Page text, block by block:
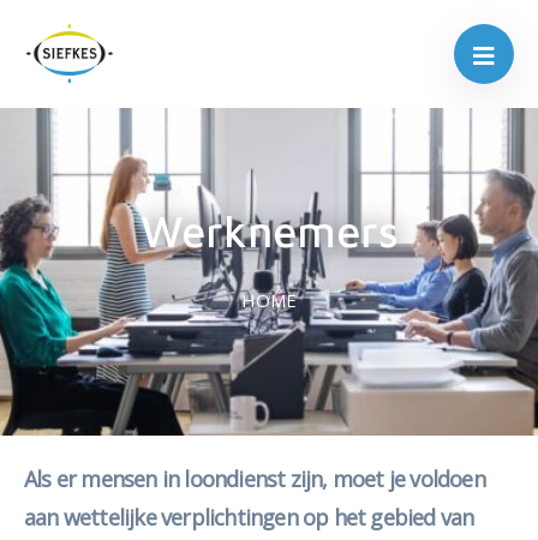
Werknemers
HOME
Als er mensen in loondienst zijn, moet je voldoen
aan wettelijke verplichtingen op het gebied van